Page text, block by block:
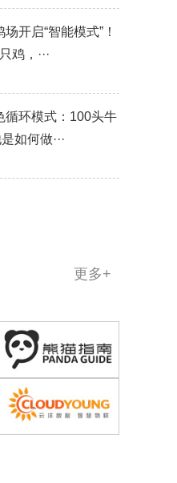
开启“智能模式”！
鸡，···
循环模式：100头牛
如何做···
更多+